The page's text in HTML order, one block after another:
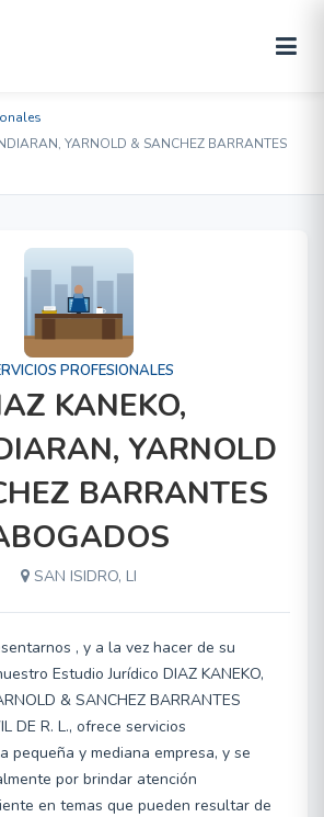
YARNOLD & SANCHEZ BARRANTES
PROFESIONALES
KANEKO,
YARNOLD
BARRANTES
SAN ISIDRO, LI
, y a la vez hacer de su
Estudio Jurídico DIAZ KANEKO,
& SANCHEZ BARRANTES
DE R. L., ofrece servicios
pequeña y mediana empresa, y se
por brindar atención
en temas que pueden resultar de